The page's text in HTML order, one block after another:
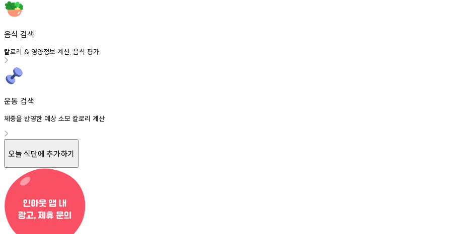
음식 검색
칼로리 & 영양정보 계산, 음식 평가
운동 검색
체중을 반영한 예상 소모 칼로리 계산
오늘 식단에 추가하기